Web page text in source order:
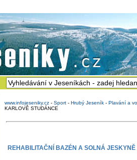
www.infojeseniky.cz - Sport - Hrubý Jeseník - Plavání a
KARLOVĚ STUDÁNCE
REHABILITAČNÍ BAZÉN A SOLNÁ